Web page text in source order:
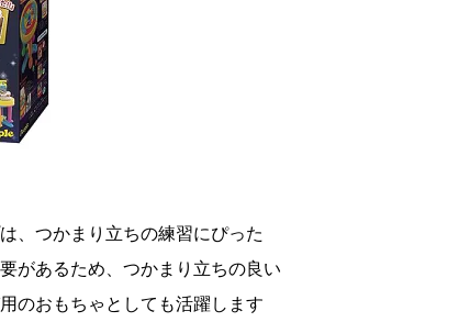
、つかまり立ちの練習にぴった
があるため、つかまり立ちの良い
のおもちゃとしても活躍します